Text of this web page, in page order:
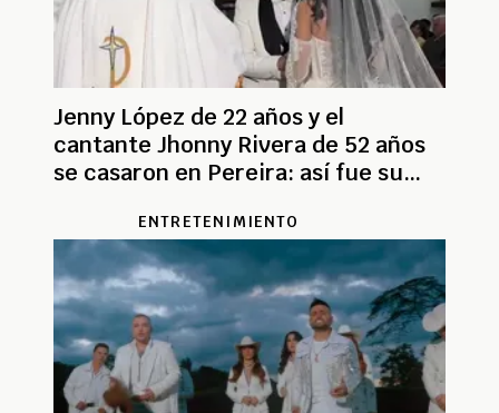
Jenny López de 22 años y el
cantante Jhonny Rivera de 52 años
se casaron en Pereira: así fue su
ENTRETENIMIENTO